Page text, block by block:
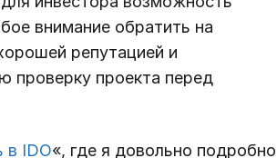
внимание обратить на
репутацией и
проверку проекта перед
в IDO«, где я довольно подробно